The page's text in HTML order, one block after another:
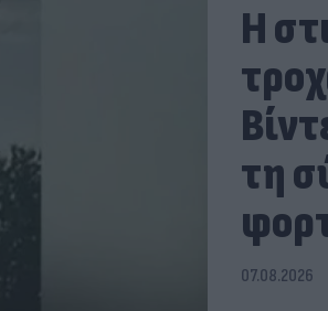
Η
τη
07.08.2026